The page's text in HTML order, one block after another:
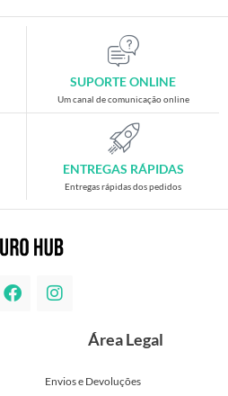
SUPORTE ONLINE
Um canal de comunicação online
ENTREGAS RÁPIDAS
Entregas rápidas dos pedidos
Área Legal
Envios e Devoluções